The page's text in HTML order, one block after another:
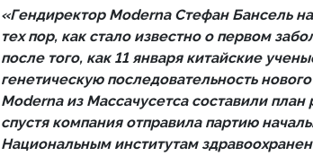
«Гендиректор Moderna Стефан Бансель
тех пор, как стало известно о первом
после того, как 11 января китайские
генетическую последовательность
Moderna из Массачусетса составили
спустя компания отправила партию
Национальным институтам